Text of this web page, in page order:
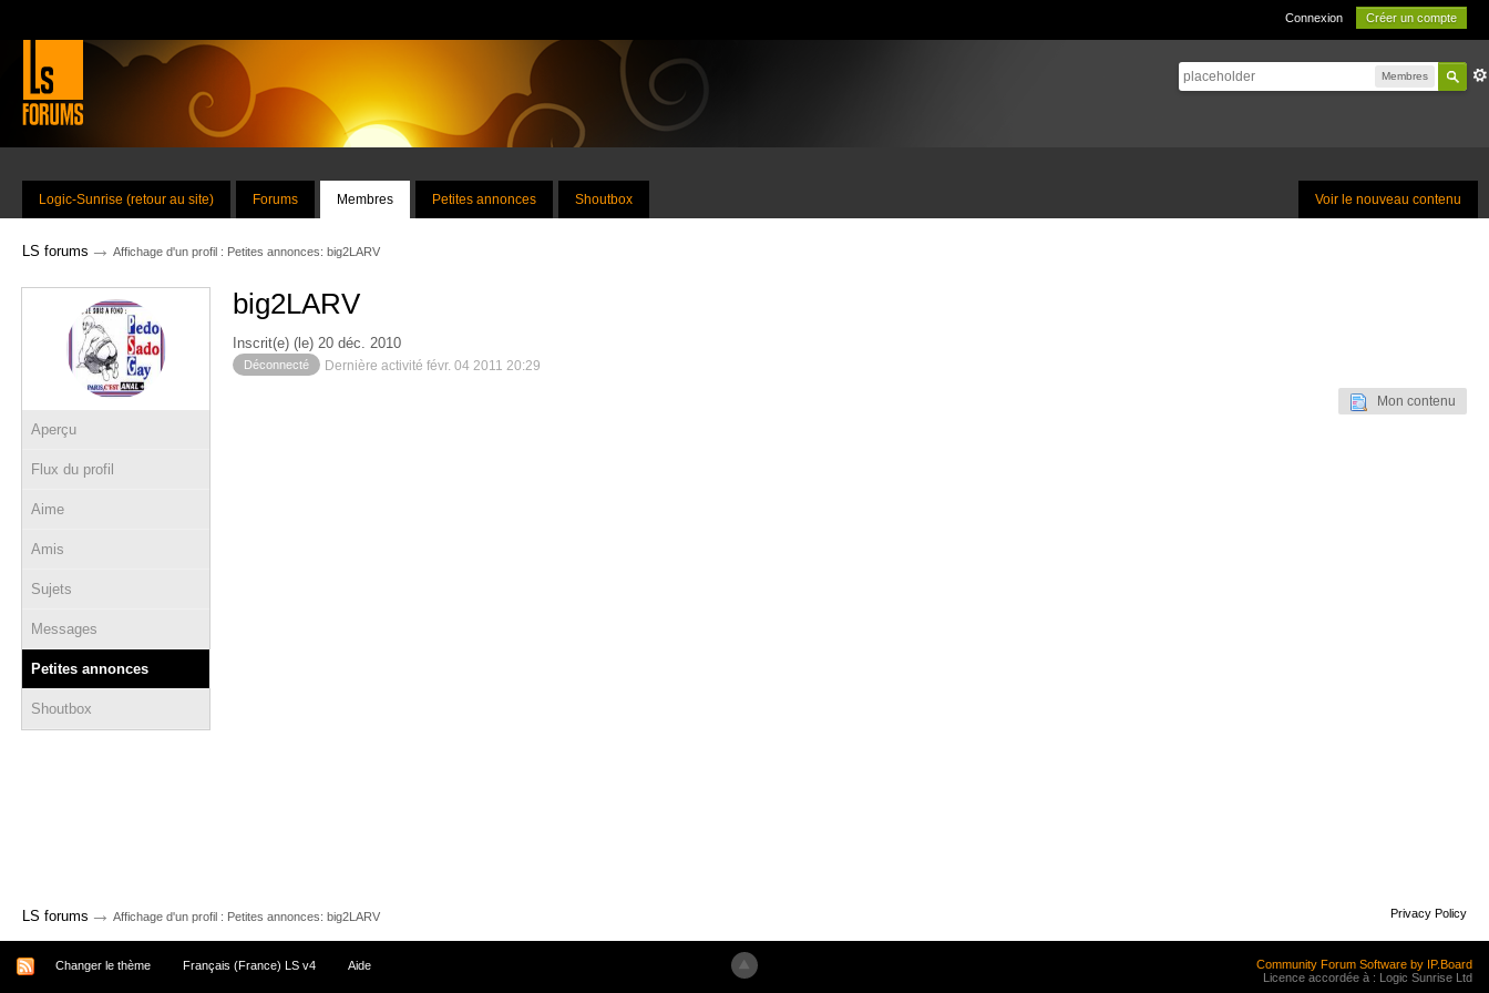
Connexion Créer un compte
Membres
Voir le nouveau contenu
Logic-Sunrise (retour au site) Forums Membres Petites annonces Shoutbox
LS forums → Affichage d'un profil : Petites annonces: big2LARV
Aperçu
Flux du profil
Aime
Amis
Sujets
Messages
Petites annonces
Shoutbox
big2LARV
Inscrit(e) (le) 20 déc. 2010
Déconnecté Dernière activité févr. 04 2011 20:29
Mon contenu
LS forums → Affichage d'un profil : Petites annonces: big2LARV Privacy Policy
Changer le thème Français (France) LS v4 Aide
Community Forum Software by IP.Board
Licence accordée à : Logic Sunrise Ltd